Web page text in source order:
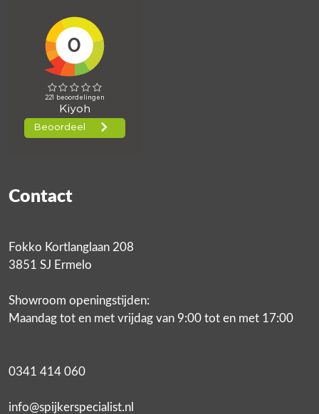
Contact
Fokko Kortlanglaan 208
3851 SJ Ermelo
Showroom openingstijden:
Maandag tot en met vrijdag van 9:00 tot en met 17:00
0341 414 060
info@spijkerspecialist.nl